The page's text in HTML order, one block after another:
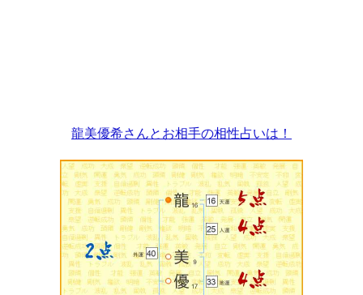
龍美優希さんとお相手の相性占いは！